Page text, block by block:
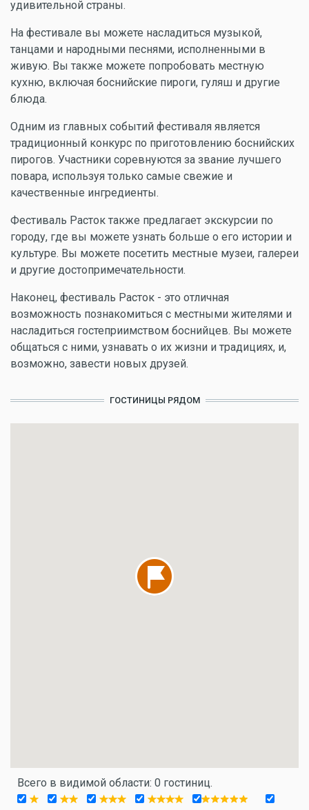
удивительной страны.
На фестивале вы можете насладиться музыкой,
танцами и народными песнями, исполненными в
живую. Вы также можете попробовать местную
кухню, включая боснийские пироги, гуляш и другие
блюда.
Одним из главных событий фестиваля является
традиционный конкурс по приготовлению боснийских
пирогов. Участники соревнуются за звание лучшего
повара, используя только самые свежие и
качественные ингредиенты.
Фестиваль Расток также предлагает экскурсии по
городу, где вы можете узнать больше о его истории и
культуре. Вы можете посетить местные музеи, галереи
и другие достопримечательности.
Наконец, фестиваль Расток - это отличная
возможность познакомиться с местными жителями и
насладиться гостеприимством боснийцев. Вы можете
общаться с ними, узнавать о их жизни и традициях, и,
возможно, завести новых друзей.
ГОСТИНИЦЫ РЯДОМ
Всего в видимой области: 0 гостиниц.